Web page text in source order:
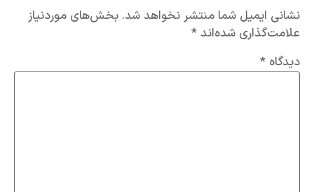
نشانی ایمیل شما منتشر نخواهد شد. بخش‌های موردنیاز
علامت‌گذاری شده‌اند*
دیدگاه *